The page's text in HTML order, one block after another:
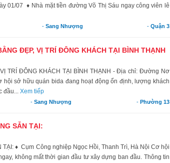
01/07 ♦ Nhà mặt tiền đường Võ Thị Sáu ngay công viên lê
- Sang Nhượng - Quận 3
ĐẸP, VỊ TRÍ ĐÔNG KHÁCH TẠI BÌNH THẠNH
TRÍ ĐÔNG KHÁCH TẠI BÌNH THẠNH - Địa chỉ: Đường Nơ
hội sở hữu quán bida đang hoạt động ổn định, lượng khách
đầu... Xem tiếp
- Sang Nhượng - Phường 13
SẴN TẠI:
♦ Cụm Công nghiệp Ngọc Hồi, Thanh Trì, Hà Nội Cơ hội
không mất thời gian đầu tư xây dựng ban đầu. Thông tin